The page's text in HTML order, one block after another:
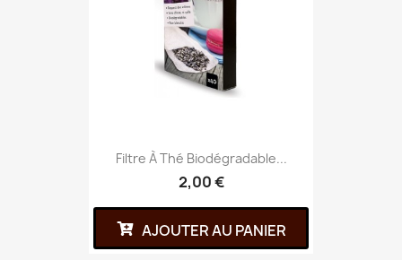
Filtre À Thé Biodégradable...
2,00 €
AJOUTER AU PANIER